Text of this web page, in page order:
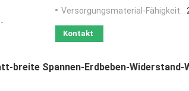
Versorgungsmaterial-Fähigkeit:
Kontakt
breite Spannen-Erdbeben-Widerstand-